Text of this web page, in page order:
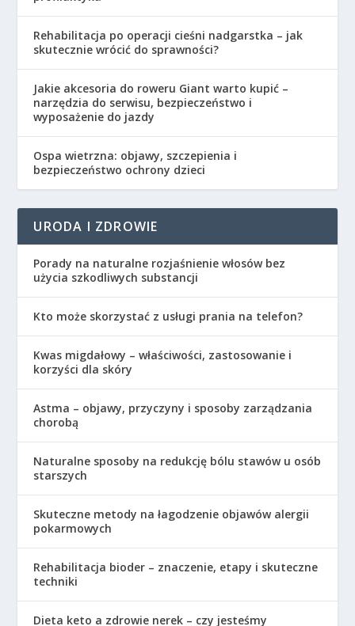
Rehabilitacja po operacji cieśni nadgarstka – jak
skutecznie wrócić do sprawności?
Jakie akcesoria do roweru Giant warto kupić –
narzędzia do serwisu, bezpieczeństwo i
wyposażenie do jazdy
Ospa wietrzna: objawy, szczepienia i
bezpieczeństwo ochrony dzieci
URODA I ZDROWIE
Porady na naturalne rozjaśnienie włosów bez
użycia szkodliwych substancji
Kto może skorzystać z usługi prania na telefon?
Kwas migdałowy – właściwości, zastosowanie i
korzyści dla skóry
Astma – objawy, przyczyny i sposoby zarządzania
chorobą
Naturalne sposoby na redukcję bólu stawów u osób
starszych
Skuteczne metody na łagodzenie objawów alergii
pokarmowych
Rehabilitacja bioder – znaczenie, etapy i skuteczne
techniki
Dieta keto a zdrowie nerek – czy jesteśmy